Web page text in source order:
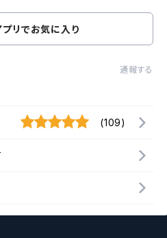
リでお気に入り
通報する
(109)